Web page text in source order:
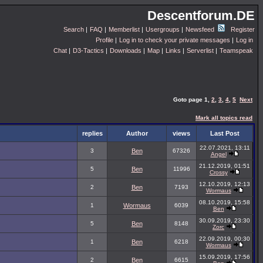
Descentforum.DE
Search | FAQ | Memberlist | Usergroups | Newsfeed
Register
Profile | Log in to check your private messages | Log in
Chat | D3-Tactics | Downloads | Map | Links | Serverlist | Teamspeak
Goto page 1 2 3 4 5 Next
Mark all topics read
replies Author views Last Post
3 Ben 67326
22.07.2021, 13:11
Angel
5 Ben 11996
21.12.2019, 01:51
Crossy
2 Ben 7193
12.10.2019, 12:13
Wormaus
1 Wormaus 6039
08.10.2019, 15:58
Ben
5 Ben 8148
30.09.2019, 23:30
Zorc
1 Ben 6218
22.09.2019, 00:30
Wormaus
2 Ben 6615
15.09.2019, 17:56